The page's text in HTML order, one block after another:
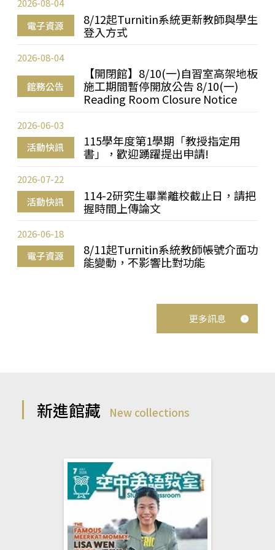
電子資源
8/12起Turnitin系統更新教師與學生
登入方式
2026-08-04
館務公告
【開閉館】8/10(一)自習室高架地板
施工期間暫停開放公告 8/10(一)
Reading Room Closure Notice
2026-08-04
活動快訊
115學年度第1學期「教授指定用
書」，歡迎踴躍提出申請!
2026-06-03
活動快訊
114-2研究生畢業離校截止日，請把
握時間上傳論文
2026-07-22
電子資源
8/11起Turnitin系統教師帳號介面功
能變動，不影響比對功能
2026-06-18
更多訊息
新進館藏 New collections